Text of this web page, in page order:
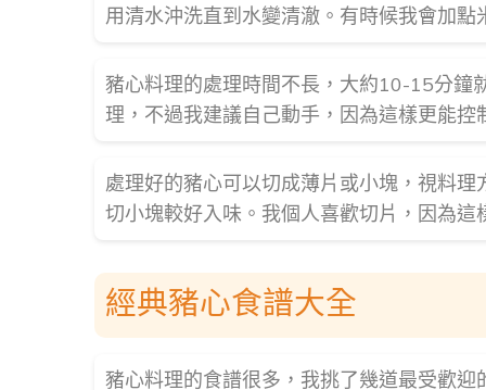
用清水沖洗直到水變清澈。有時候我會加
豬心料理的處理時間不長，大約10-15分鐘
理，不過我建議自己動手，因為這樣更能控
處理好的豬心可以切成薄片或小塊，視料
切小塊較好入味。我個人喜歡切片，因為
經典豬心食譜大全
豬心料理的食譜很多，我挑了幾道最受歡